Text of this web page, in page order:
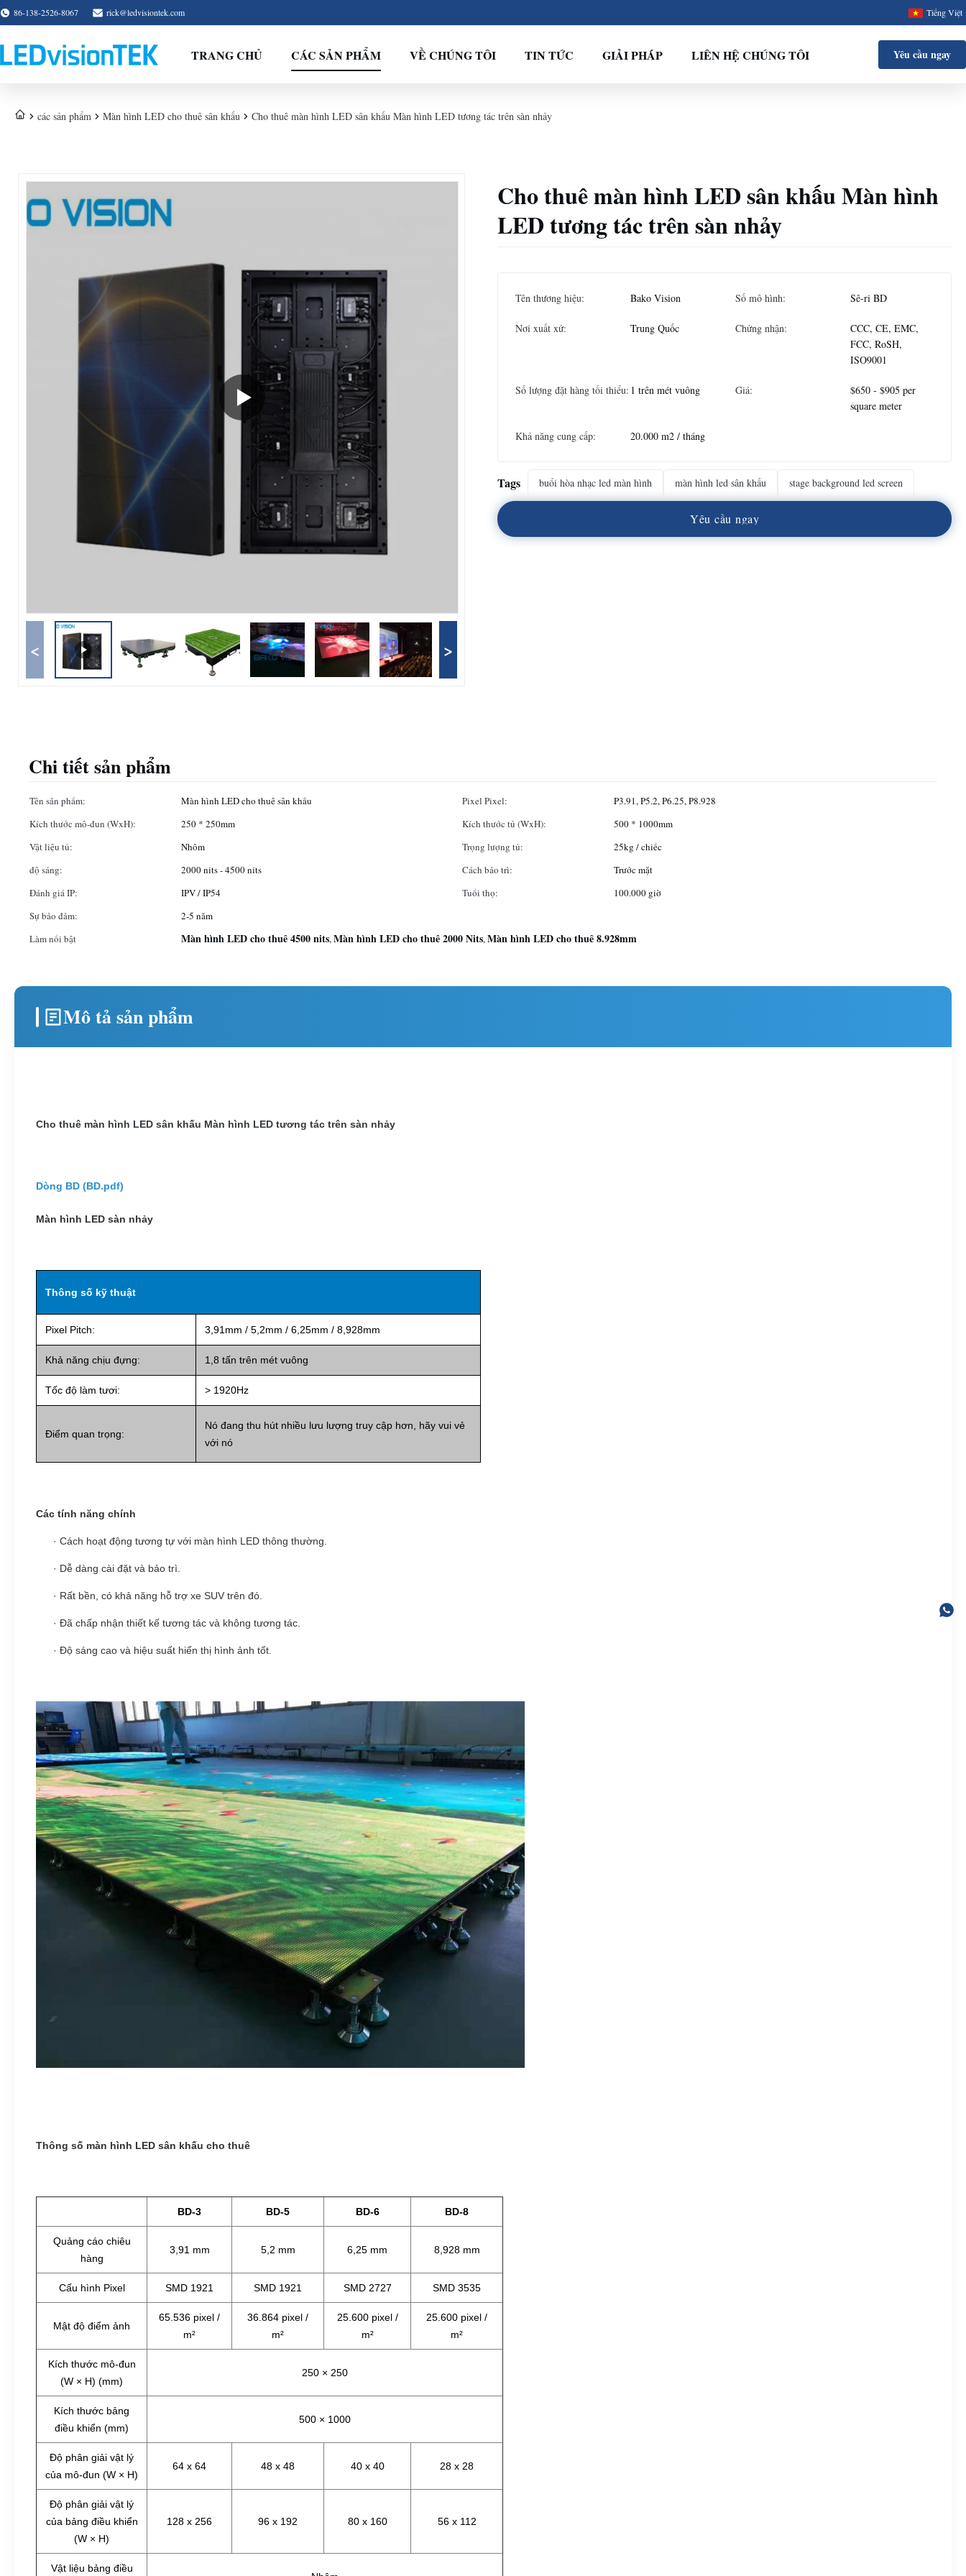
86-138-2526-8067 rick@ledvisiontek.com Tiếng Việt
TRANG CHỦ CÁC SẢN PHẨM VỀ CHÚNG TÔI TIN TỨC GIẢI PHÁP LIÊN HỆ CHÚNG TÔI Yêu cầu ngay
các sản phẩm Màn hình LED cho thuê sân khấu Cho thuê màn hình LED sân khấu Màn hình LED tương tác trên sàn nhảy
< >
Cho thuê màn hình LED sân khấu Màn hình
LED tương tác trên sàn nhảy
Tên thương hiệu: Bako Vision Số mô hình: Sê-ri BD
Nơi xuất xứ: Trung Quốc Chứng nhận:
CCC, CE, EMC,
FCC, RoSH,
ISO9001
Số lượng đặt hàng tối thiểu: 1 trên mét vuông Giá:
$650 - $905 per
square meter
Khả năng cung cấp: 20.000 m2 / tháng
Tags buổi hòa nhạc led màn hình màn hình led sân khấu stage background led screen
Yêu cầu ngay
Chi tiết sản phẩm
Tên sản phẩm: Màn hình LED cho thuê sân khấu Pixel Pixel:
P3.91, P5.2, P6.25, P8.928
Kích thước mô-đun (WxH):
250 * 250mm Kích thước tủ (WxH):
500 * 1000mm
Vật liệu tủ:
Nhôm Trọng lượng tủ:
25kg / chiếc
độ sáng:
2000 nits - 4500 nits Cách bảo trì:
Trước mặt
Đánh giá IP:
IPV / IP54 Tuổi thọ:
100.000 giờ
Sự bảo đảm:
2-5 năm
Làm nổi bật
Màn hình LED cho thuê 4500 nits,Màn hình LED cho thuê 2000 Nits,Màn hình LED cho thuê 8.928mm
Mô tả sản phẩm
Cho thuê màn hình LED sân khấu Màn hình LED tương tác trên sàn nhảy
Dòng BD (BD.pdf)
Màn hình LED sàn nhảy
Thông số kỹ thuật
Pixel Pitch: 3,91mm / 5,2mm / 6,25mm / 8,928mm
Khả năng chịu đựng: 1,8 tấn trên mét vuông
Tốc độ làm tươi: > 1920Hz
Điểm quan trọng:
Nó đang thu hút nhiều lưu lượng truy cập hơn, hãy vui vẻ
với nó
Các tính năng chính
· Cách hoạt động tương tự với màn hình LED thông thường
· Dễ dàng cài đặt và bảo trì.
· Rất bền, có khả năng hỗ trợ xe SUV trên đó.
· Đã chấp nhận thiết kế tương tác và không tương tác.
· Độ sáng cao và hiệu suất hiển thị hình ảnh tốt.
Thông số màn hình LED sân khấu cho thuê
BD-3 BD-5 BD-6 BD-8
Quảng cáo chiêu
hàng
3,91 mm 5,2 mm 6,25 mm 8,928 mm
Cấu hình Pixel SMD 1921 SMD 1921 SMD 2727 SMD 3535
Mật độ điểm ảnh
65.536 pixel /
m²
36.864 pixel /
m²
25.600 pixel /
m²
25.600 pixel /
m²
Kích thước mô-đun
(W × H) (mm)
250 × 250
Kích thước bảng
điều khiển (mm)
500 × 1000
Độ phân giải vật lý
của mô-đun (W × H)
64 x 64 48 x 48 40 x 40 28 x 28
Độ phân giải vật lý
của bảng điều khiển
(W × H)
128 x 256 96 x 192 80 x 160 56 x 112
Vật liệu bảng điều